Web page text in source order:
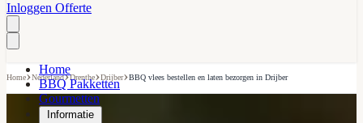
Inloggen Offerte
Home
BBQ Pakketten
Gourmetten
Informatie
Home›Nederland›Drenthe›Drijber›BBQ vlees bestellen en laten bezorgen in Drijber